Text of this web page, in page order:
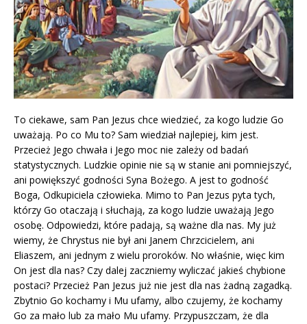
To ciekawe, sam Pan Jezus chce wiedzieć, za kogo ludzie Go
uważają. Po co Mu to? Sam wiedział najlepiej, kim jest.
Przecież Jego chwała i Jego moc nie zależy od badań
statystycznych. Ludzkie opinie nie są w stanie ani pomniejszyć,
ani powiększyć godności Syna Bożego. A jest to godność
Boga, Odkupiciela człowieka. Mimo to Pan Jezus pyta tych,
którzy Go otaczają i słuchają, za kogo ludzie uważają Jego
osobę. Odpowiedzi, które padają, są ważne dla nas. My już
wiemy, że Chrystus nie był ani Janem Chrzcicielem, ani
Eliaszem, ani jednym z wielu proroków. No właśnie, więc kim
On jest dla nas? Czy dalej zaczniemy wyliczać jakieś chybione
postaci? Przecież Pan Jezus już nie jest dla nas żadną zagadką.
Zbytnio Go kochamy i Mu ufamy, albo czujemy, że kochamy
Go za mało lub za mało Mu ufamy. Przypuszczam, że dla